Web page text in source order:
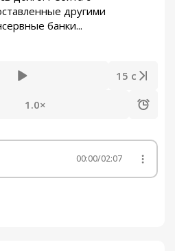
другими
банки...
15 с
1.0×
00:00/02:07